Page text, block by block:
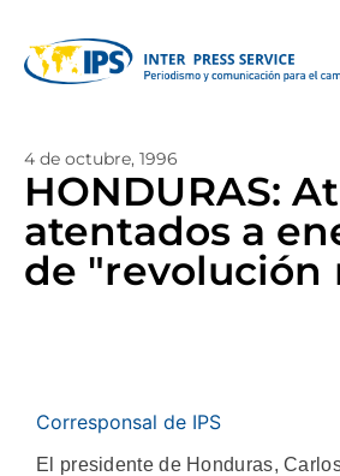
4 de octubre, 1996
HONDURAS:
atentados a
de "revolución
Corresponsal de IPS
El presidente de Honduras,